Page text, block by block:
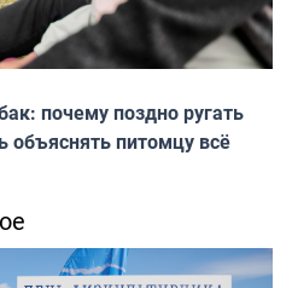
почему поздно ругать
объяснять питомцу всё